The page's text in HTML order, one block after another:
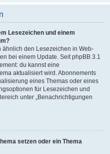
Lesezeichen und einem
ähnlich den Lesezeichen in Web-
bei einem Update. Seit phpBB 3.1
du kannst eine
aktualisiert wird. Abonnements
eines Themas oder eines
für Lesezeichen und
unter „Benachrichtigungen
setzen oder ein Thema